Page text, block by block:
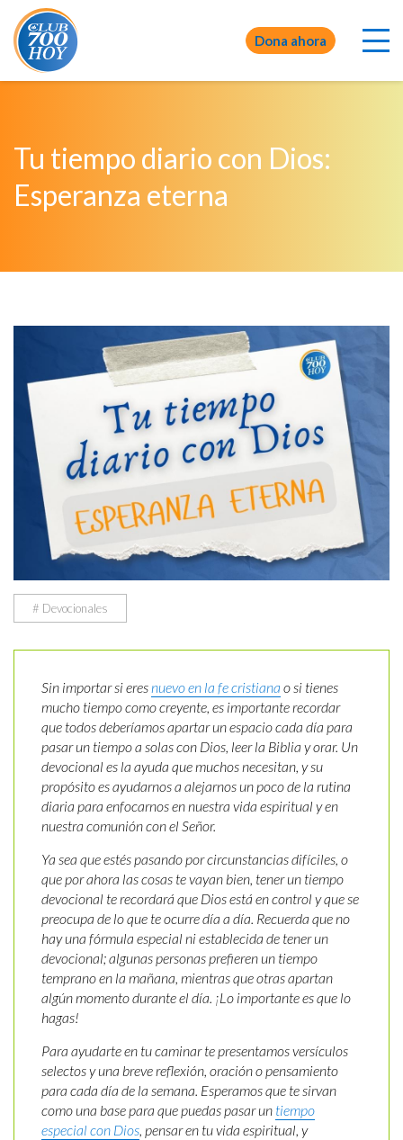
Dona ahora
Tu tiempo diario con Dios:
Esperanza eterna
# Devocionales
Sin importar si eres nuevo en la fe cristiana o si tienes
mucho tiempo como creyente, es importante recordar
que todos deberíamos apartar un espacio cada día para
pasar un tiempo a solas con Dios, leer la Biblia y orar. Un
devocional es la ayuda que muchos necesitan, y su
propósito es ayudarnos a alejarnos un poco de la rutina
diaria para enfocarnos en nuestra vida espiritual y en
nuestra comunión con el Señor.
Ya sea que estés pasando por circunstancias difíciles, o
que por ahora las cosas te vayan bien, tener un tiempo
devocional te recordará que Dios está en control y que se
preocupa de lo que te ocurre día a día. Recuerda que no
hay una fórmula especial ni establecida de tener un
devocional; algunas personas prefieren un tiempo
temprano en la mañana, mientras que otras apartan
algún momento durante el día. ¡Lo importante es que lo
hagas!
Para ayudarte en tu caminar te presentamos versículos
selectos y una breve reflexión, oración o pensamiento
para cada día de la semana. Esperamos que te sirvan
como una base para que puedas pasar un tiempo
especial con Dios, pensar en tu vida espiritual, y